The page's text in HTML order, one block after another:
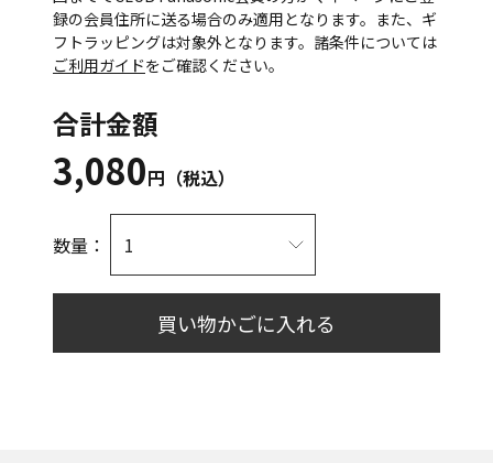
録の会員住所に送る場合のみ適用となります。また、ギ
フトラッピングは対象外となります。諸条件については
ご利用ガイドをご確認ください。
合計金額
3,080円（税込）
数量：
買い物かごに入れる